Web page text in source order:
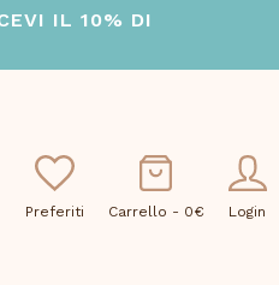
IL 10% DI
Preferiti Carrello - 0€ Login